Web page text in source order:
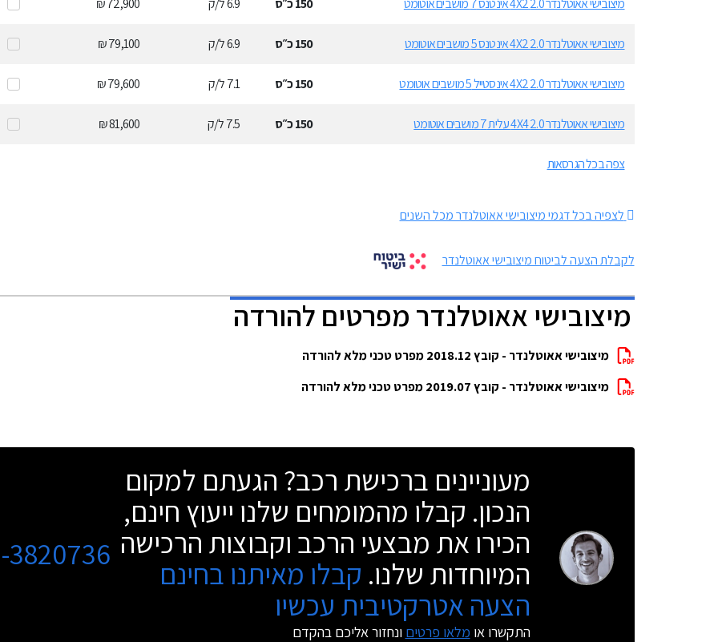
מיצובישי אאוטלנדר 2.0 4X2 אינטנס 7 מושבים אוטומט
150כ״ס 6.9ל/ק 72,900 ₪
מיצובישי אאוטלנדר 2.0 4X2 אינטנס 5 מושבים אוטומט 150כ״ס 6.9ל/ק 79,100 ₪
מיצובישי אאוטלנדר 2.0 4X2 אינסטייל 5 מושבים אוטומט 150כ״ס 7.1ל/ק 79,600 ₪
מיצובישי אאוטלנדר 2.0 4X4 עלית 7 מושבים אוטומט 150כ״ס 7.5ל/ק 81,600 ₪
צפה בכל הגרסאות
לצפיה בכל דגמי מיצובישי אאוטלנדר מכל השנים
לקבלת הצעה לביטוח מיצובישי אאוטלנדר
מיצובישי אאוטלנדר מפרטים להורדה
מיצובישי אאוטלנדר - קובץ 2018.12 מפרט טכני מלא להורדה
מיצובישי אאוטלנדר - קובץ 2019.07 מפרט טכני מלא להורדה
מעוניינים ברכישת רכב? הגעתם למקום
הנכון. קבלו מהמומחים שלנו ייעוץ חינם,
הכירו את מבצעי הרכב וקבוצות הרכישה
המיוחדות שלנו. קבלו מאיתנו בחינם
הצעה אטרקטיבית עכשיו
התקשרו או מלאו פרטים ונחזור אליכם בהקדם
3820736